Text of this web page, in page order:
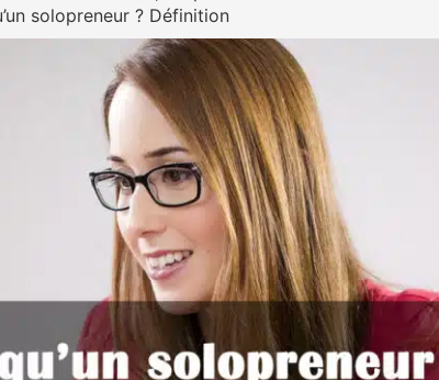
solopreneur ? Définition